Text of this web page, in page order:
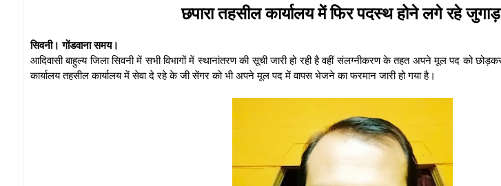
छपारा तहसील कार्यालय में फिर पदस्थ होने लगे रहे जुगाड़
सिवनी। गोंडवाना समय।
आदिवासी बाहुल्य जिला सिवनी में सभी विभागों में स्थानांतरण की सूची जारी हो रही है वहीं संलग्नीकरण के तहत अपने मूल पद को छोड़कर
कार्यालय तहसील कार्यालय में सेवा दे रहे के जी सेंगर को भी अपने मूल पद में वापस भेजने का फरमान जारी हो गया है।